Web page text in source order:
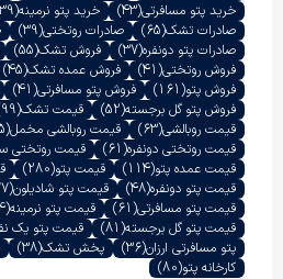
خرید پتو مسافرتی(43) خرید پتو نرمینه(39)
صادرات تشک(65) صادرات روتختی(39)
صادرات پتو دونفره(37) فروش تشک(55)
فروش روتختی(41) فروش عمده تشک(45)
فروش پتو(161) فروش پتو مسافرتی(41)
فروش پتو گل برجسته(52) قیمت تشک(99)
قیمت روبالشی(63) قیمت روبالشی مخمل(45)
قیمت روتختی دونفره(61) قیمت روتختی
قیمت عمده پتو(114) قیمت پتو(280)
قیمت پتو دونفره(48) قیمت پتو شادیلون(77)
قیمت پتو مسافرتی(61) قیمت پتو نرمینه(54)
قیمت پتو گل برجسته(81) قیمت پتو یک
پتو مسافرتی ارزان(36) پخش تشک(38)
کارخانه پتو(80)